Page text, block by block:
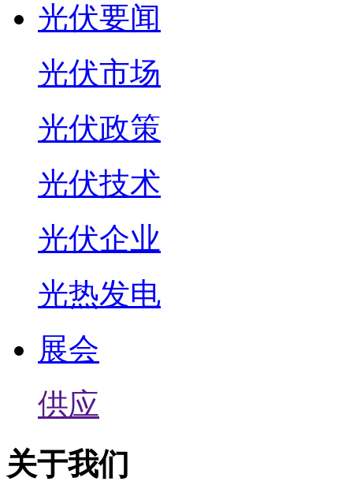
光伏要闻
光伏市场
光伏政策
光伏技术
光伏企业
光热发电
展会
供应
关于我们